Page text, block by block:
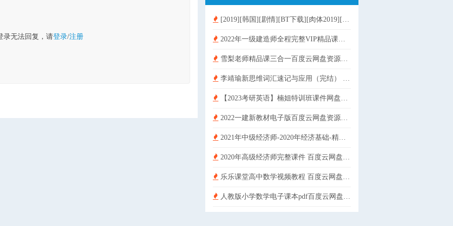
录无法回复，请登录/注册
[2019][韩国][剧情][BT下载][肉体2019][HD-MP4/1G][独家韩语中字][720P][超性感金珠极致诱惑]
2022年一级建造师全程完整VIP精品课件 百度云网盘免费下载
雪梨老师精品课三合一百度云网盘资源下载
李靖瑜新思维词汇速记与应用（完结） 百度云网盘免费下载
【2023考研英语】楠姐特训班课件网盘资源下载
2022一建新教材电子版百度云网盘资源下载
2021年中级经济师-2020年经济基础-精讲班视频含讲义【HQ刘艳霞】百度云网盘免费下载
2020年高级经济师完整课件 百度云网盘免费下载
乐乐课堂高中数学视频教程 百度云网盘免费下载
人教版小学数学电子课本pdf百度云网盘免费下载